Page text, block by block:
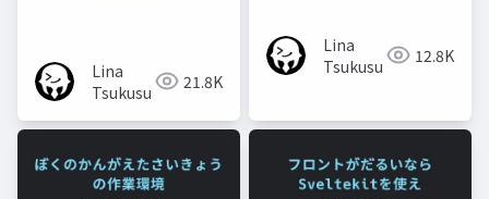
Lina
Tsukusu
21.8K
Lina
Tsukusu
12.8K